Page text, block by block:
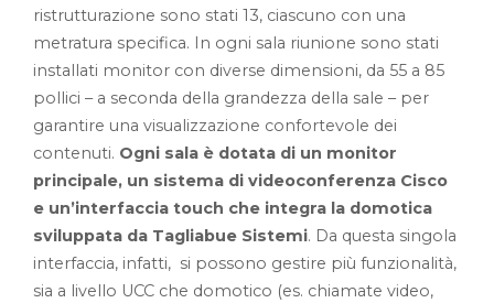
ristrutturazione sono stati 13, ciascuno con una
metratura specifica. In ogni sala riunione sono stati
installati monitor con diverse dimensioni, da 55 a 85
pollici – a seconda della grandezza della sale – per
garantire una visualizzazione confortevole dei
contenuti. Ogni sala è dotata di un monitor
principale, un sistema di videoconferenza Cisco
e un’interfaccia touch che integra la domotica
sviluppata da Tagliabue Sistemi. Da questa singola
interfaccia, infatti, si possono gestire più funzionalità,
sia a livello UCC che domotico (es. chiamate video,